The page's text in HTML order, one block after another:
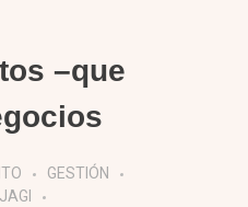
–que
GESTIÓN
JAGI